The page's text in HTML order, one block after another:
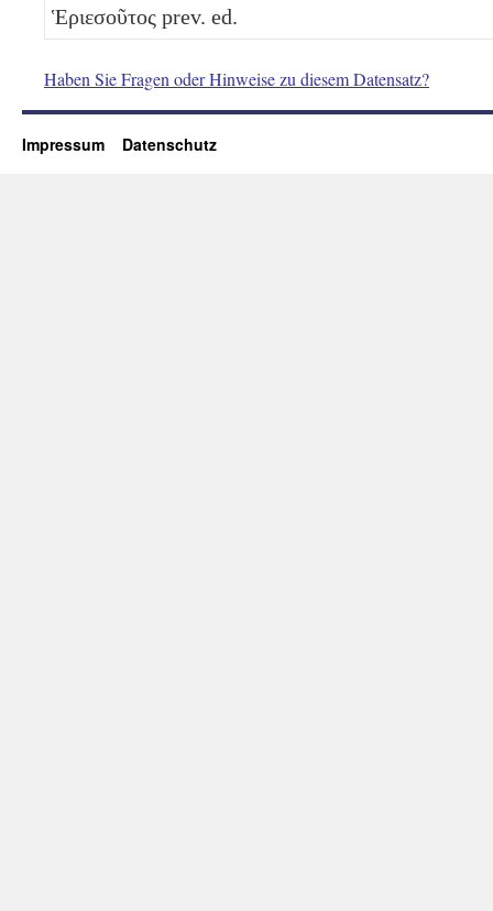
Ἑριεσοῦτος prev. ed.
Haben Sie Fragen oder Hinweise zu diesem Datensatz?
Impressum Datenschutz